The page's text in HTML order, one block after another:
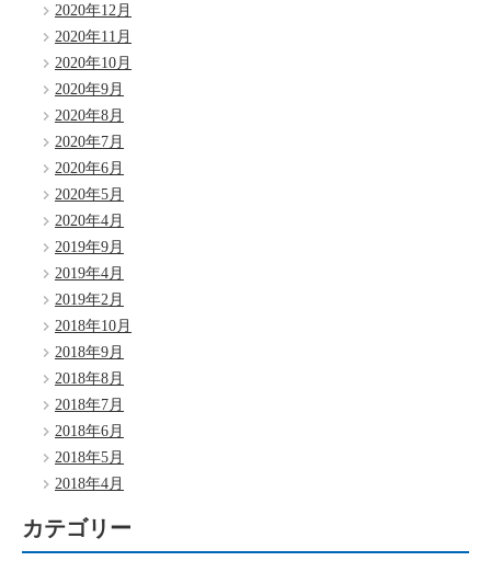
2020年12月
2020年11月
2020年10月
2020年9月
2020年8月
2020年7月
2020年6月
2020年5月
2020年4月
2019年9月
2019年4月
2019年2月
2018年10月
2018年9月
2018年8月
2018年7月
2018年6月
2018年5月
2018年4月
カテゴリー